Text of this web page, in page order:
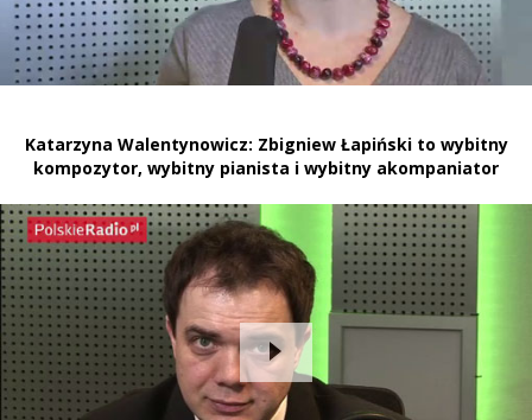
Katarzyna Walentynowicz: Zbigniew Łapiński to wybitny
kompozytor, wybitny pianista i wybitny akompaniator